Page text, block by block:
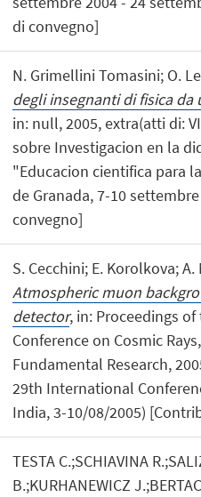
di convegno]
N. Grimellini Tomasini; O.
degli insegnanti di fisica
in: null, 2005, extra(atti di:
sobre Investigacion en la
"Educacion cientifica para
de Granada, 7-10
convegno]
S. Cecchini; E. Korolkova;
Atmospheric muon
detector, in: Proceedings
Conference on Cosmic
Fundamental Research,
29th International
India, 3-10/08/2005)
TESTA C.;SCHIAVINA
B.;KURHANEWICZ